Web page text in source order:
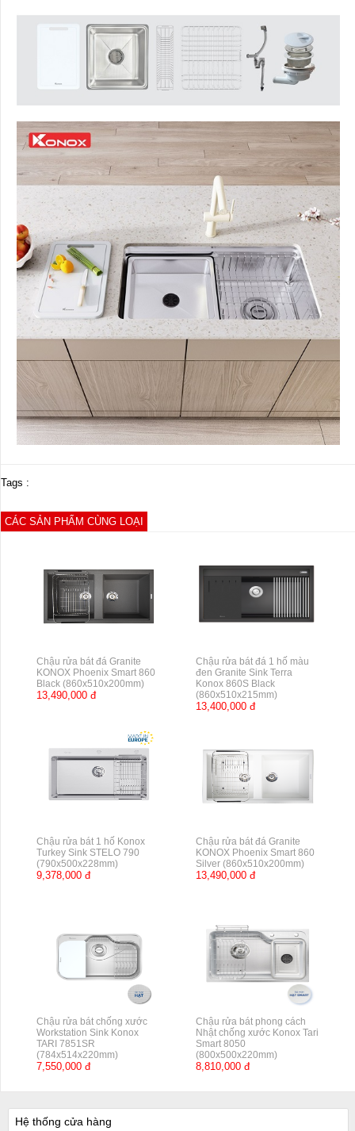
Tags :
CÁC SẢN PHẨM CÙNG LOẠI
Chậu rửa bát đá Granite
KONOX Phoenix Smart 860
Black (860x510x200mm)
13,490,000 đ
Chậu rửa bát đá 1 hố màu
đen Granite Sink Terra
Konox 860S Black
(860x510x215mm)
13,400,000 đ
Chậu rửa bát 1 hố Konox
Turkey Sink STELO 790
(790x500x228mm)
9,378,000 đ
Chậu rửa bát đá Granite
KONOX Phoenix Smart 860
Silver (860x510x200mm)
13,490,000 đ
Chậu rửa bát chống xước
Workstation Sink Konox
TARI 7851SR
(784x514x220mm)
7,550,000 đ
Chậu rửa bát phong cách
Nhật chống xước Konox Tari
Smart 8050
(800x500x220mm)
8,810,000 đ
Hệ thống cửa hàng